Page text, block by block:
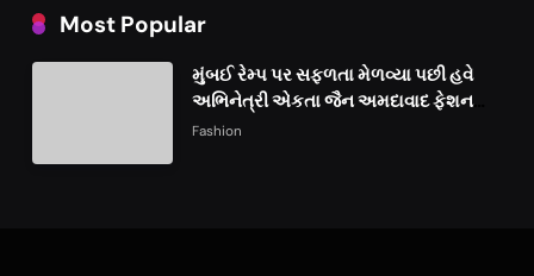
Most Popular
મુંબઈ રેમ્પ પર સફળતા મેળવ્યા પછી હવે
અભિનેત્રી એકતા જૈન અમદાવાદ ફેશન
વીકમાં પોતાની પ્રતિભા પ્રદર્શિત કરશે
Fashion